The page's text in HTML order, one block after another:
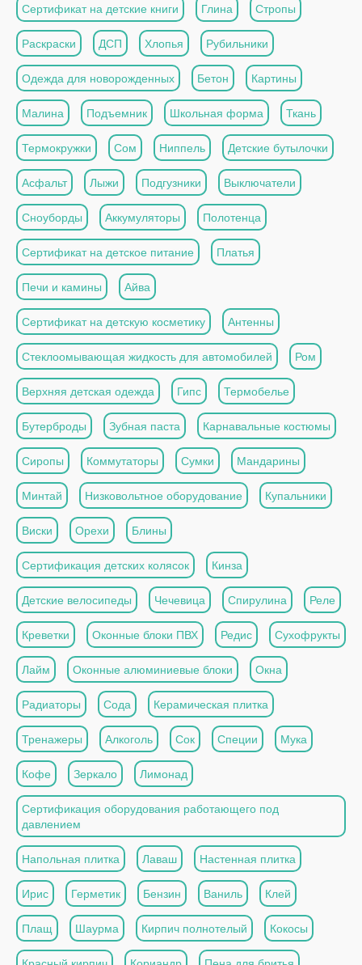
Сертификат на детские книги Глина Стропы
Раскраски ДСП Хлопья Рубильники
Одежда для новорожденных Бетон Картины
Малина Подъемник Школьная форма Ткань
Термокружки Сом Ниппель Детские бутылочки
Асфальт Лыжи Подгузники Выключатели
Сноуборды Аккумуляторы Полотенца
Сертификат на детское питание Платья
Печи и камины Айва
Сертификат на детскую косметику Антенны
Стеклоомывающая жидкость для автомобилей Ром
Верхняя детская одежда Гипс Термобелье
Бутерброды Зубная паста Карнавальные костюмы
Сиропы Коммутаторы Сумки Мандарины
Минтай Низковольтное оборудование Купальники
Виски Орехи Блины
Сертификация детских колясок Кинза
Детские велосипеды Чечевица Спирулина Реле
Креветки Оконные блоки ПВХ Редис Сухофрукты
Лайм Оконные алюминиевые блоки Окна
Радиаторы Сода Керамическая плитка
Тренажеры Алкоголь Сок Специи Мука
Кофе Зеркало Лимонад
Сертификация оборудования работающего под
давлением
Напольная плитка Лаваш Настенная плитка
Ирис Герметик Бензин Ваниль Клей
Плащ Шаурма Кирпич полнотелый Кокосы